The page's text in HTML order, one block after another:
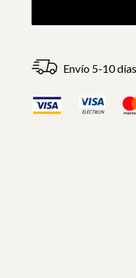
Envío 5-10 días